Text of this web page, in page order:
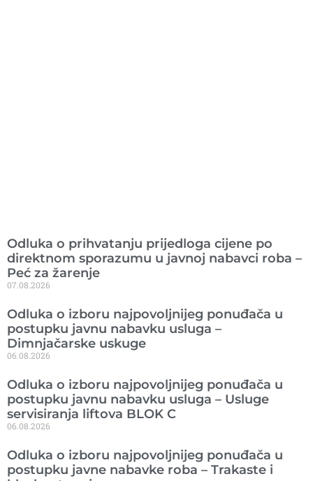
Odluka o prihvatanju prijedloga cijene po
direktnom sporazumu u javnoj nabavci roba –
Peć za žarenje
07.08.2026
Odluka o izboru najpovoljnijeg ponuđača u
postupku javnu nabavku usluga –
Dimnjačarske uskuge
06.08.2026
Odluka o izboru najpovoljnijeg ponuđača u
postupku javnu nabavku usluga – Usluge
servisiranja liftova BLOK C
06.08.2026
Odluka o izboru najpovoljnijeg ponuđača u
postupku javne nabavke roba – Trakaste i